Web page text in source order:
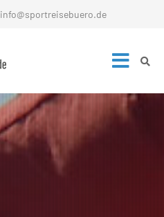
info@sportreisebuero.de